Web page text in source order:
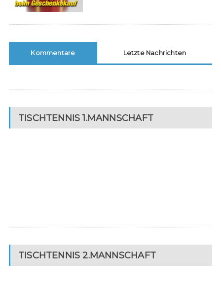
Kommentare Letzte Nachrichten
TISCHTENNIS 1.MANNSCHAFT
TISCHTENNIS 2.MANNSCHAFT